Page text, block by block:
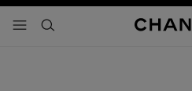
- navegación principal
buscar